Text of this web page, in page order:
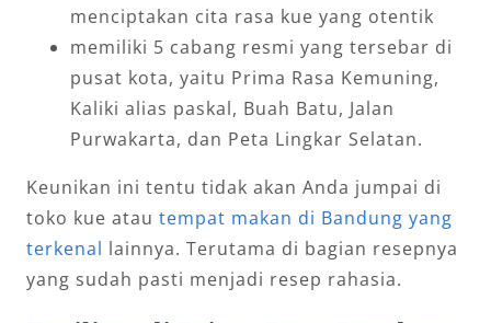
menciptakan cita rasa kue yang otentik
memiliki 5 cabang resmi yang tersebar di
pusat kota, yaitu Prima Rasa Kemuning,
Kaliki alias paskal, Buah Batu, Jalan
Purwakarta, dan Peta Lingkar Selatan.
Keunikan ini tentu tidak akan Anda jumpai di
toko kue atau tempat makan di Bandung yang
terkenal lainnya. Terutama di bagian resepnya
yang sudah pasti menjadi resep rahasia.